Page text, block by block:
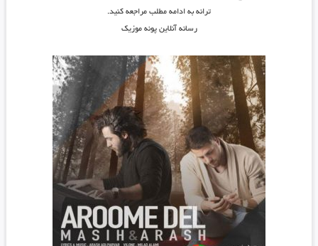
ترانه به ادامه مطلب مراجعه کنید.
رسانه آنلاین پونه موزیک